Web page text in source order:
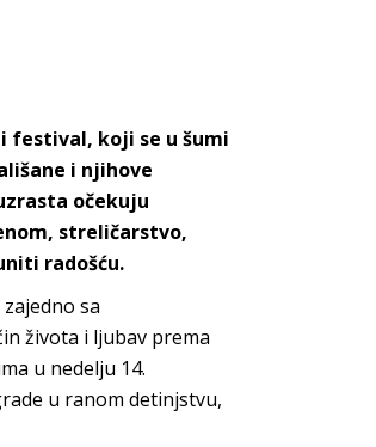
festival, koji se u šumi
i njihove
očekuju
streličarstvo,
radošću.
sa
života i ljubav prema
u nedelju 14.
u ranom detinjstvu,